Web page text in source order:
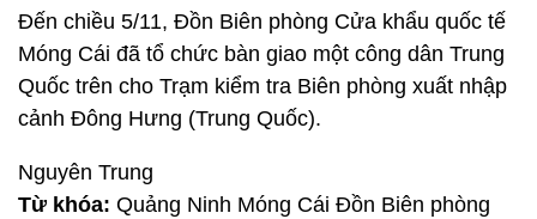
Đến chiều 5/11, Đồn Biên phòng Cửa khẩu quốc tế
Móng Cái đã tổ chức bàn giao một công dân Trung
Quốc trên cho Trạm kiểm tra Biên phòng xuất nhập
cảnh Đông Hưng (Trung Quốc).
Nguyên Trung
Từ khóa: Quảng Ninh Móng Cái Đồn Biên phòng